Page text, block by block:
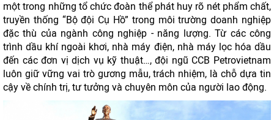
một trong những tổ chức đoàn thể phát huy rõ nét phẩm chất,
truyền thống “Bộ đội Cụ Hồ” trong môi trường doanh nghiệp
đặc thù của ngành công nghiệp - năng lượng. Từ các công
trình dầu khí ngoài khơi, nhà máy điện, nhà máy lọc hóa dầu
đến các đơn vị dịch vụ kỹ thuật…, đội ngũ CCB Petrovietnam
luôn giữ vững vai trò gương mẫu, trách nhiệm, là chỗ dựa tin
cậy về chính trị, tư tưởng và chuyên môn của người lao động.